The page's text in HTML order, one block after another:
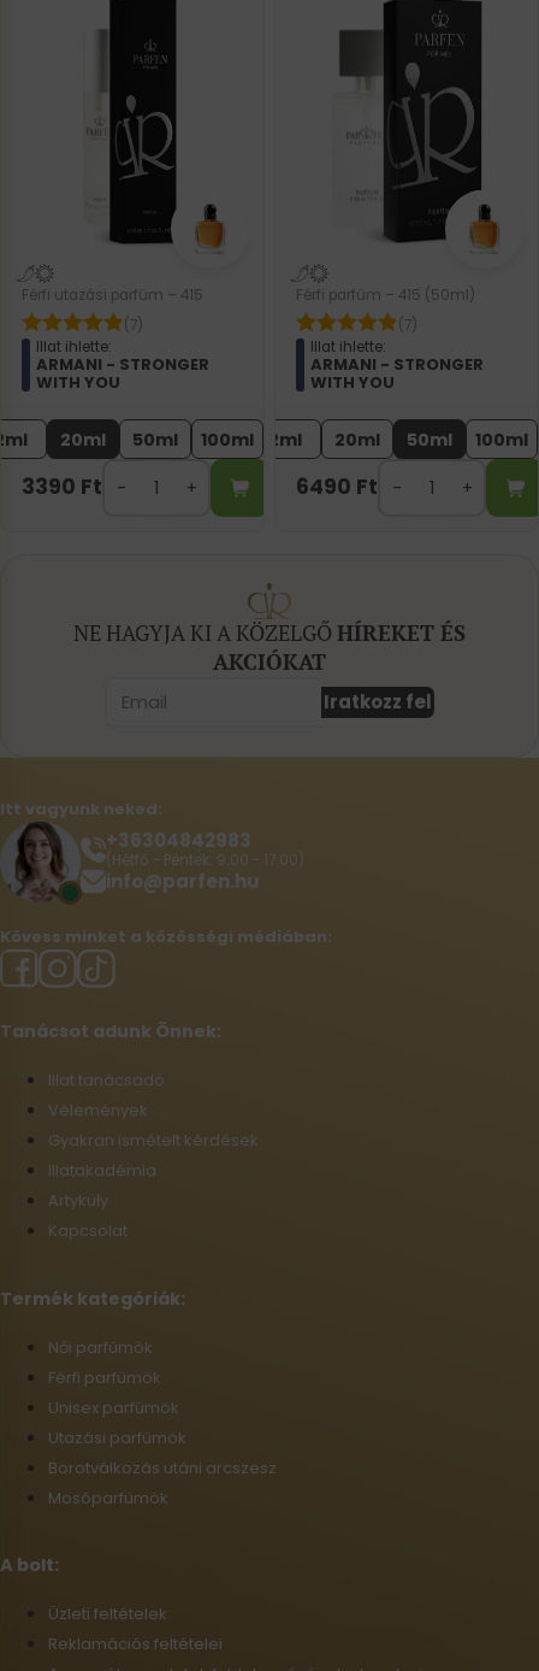
Férfi utazási parfüm – 415
(7)
Illat ihlette:
ARMANI - STRONGER
WITH YOU
20ml 50ml 100ml
3390 Ft
Férfi parfüm – 415 (50ml)
(7)
Illat ihlette:
ARMANI - STRONGER
WITH YOU
2ml 20ml 50ml 100ml
6490 Ft
NE HAGYJA KI A KÖZELGŐ HÍREKET ÉS
AKCIÓKAT
Iratkozz fel
Itt vagyunk neked:
+36304842983
(Hétfő - Péntek: 9:00 - 17:00)
info@parfen.hu
Kövess minket a közösségi médiában:
Tanácsot adunk Önnek:
Illat tanácsadó
Vélemények
Gyakran ismételt kérdések
Illatakadémia
Artykuły
Kapcsolat
Termék kategóriák:
Női parfümök
Férfi parfümök
Unisex parfümök
Utazási parfümök
Borotválkozás utáni arcszesz
Mosóparfümök
A bolt:
Üzleti feltételek
Reklamációs feltételei